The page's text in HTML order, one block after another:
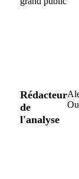
Rédacteur
de
l'analyse